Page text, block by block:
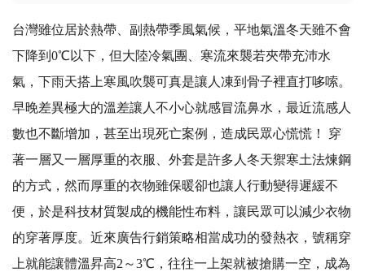
台灣雖位居於熱帶、副熱帶季風氣候，平地氣溫冬天雖不會
下降到0℃以下，但大陸冷氣團、寒流來襲若夾帶充沛水
氣，下雨天搭上寒風吹襲可真是讓人凍到骨子裡直打哆嗦。
早晚差異極大的溫差讓人不小心就感冒流鼻水，最近流感人
數也不斷增加，甚至出現死亡案例，造成民眾心慌慌！ 穿
著一層又一層厚重的衣服、外套是許多人冬天禦寒土法煉鋼
的方式，然而厚重的衣物雖保暖卻也讓人行動變得遲緩不
便，於是科技材質製成的機能性布料，讓民眾可以減少衣物
的穿著厚度。近來廣告行銷策略相當成功的發熱衣，號稱穿
上就能讓體溫昇高2～3℃，往往一上架就被搶購一空，成為